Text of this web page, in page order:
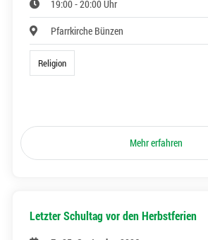
19:00 - 20:00 Uhr
Pfarrkirche Bünzen
Religion
Mehr erfahren
Letzter Schultag vor den Herbstferien